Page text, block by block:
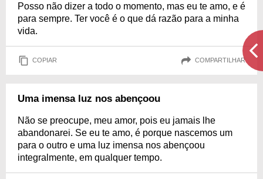
Posso não dizer a todo o momento, mas eu te amo, e é
para sempre. Ter você é o que dá razão para a minha
vida.
COPIAR COMPARTILHAR
Uma imensa luz nos abençoou
Não se preocupe, meu amor, pois eu jamais lhe
abandonarei. Se eu te amo, é porque nascemos um
para o outro e uma luz imensa nos abençoou
integralmente, em qualquer tempo.